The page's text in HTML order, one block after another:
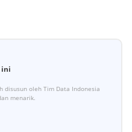
ini
disusun oleh Tim Data Indonesia
menarik.